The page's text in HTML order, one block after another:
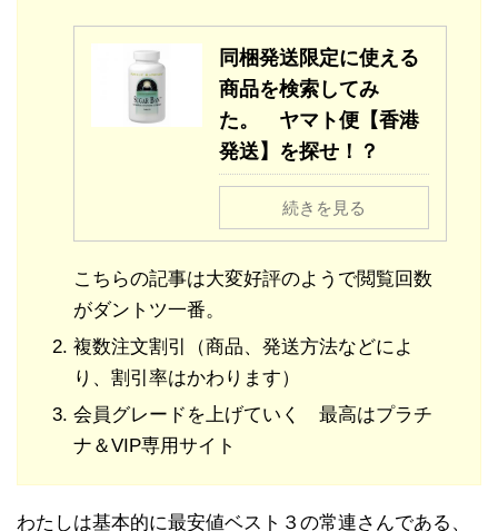
同梱発送限定に使える
商品を検索してみ
た。 ヤマト便【香港
発送】を探せ！？
続きを見る
こちらの記事は大変好評のようで閲覧回数
がダントツ一番。
複数注文割引（商品、発送方法などによ
り、割引率はかわります）
会員グレードを上げていく 最高はプラチ
ナ＆VIP専用サイト
わたしは基本的に最安値ベスト３の常連さんである、